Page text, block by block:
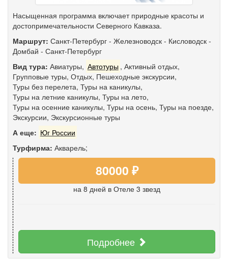
Насыщенная программа включает природные красоты и
достопримечательности Северного Кавказа.
Маршрут: Санкт-Петербург - Железноводск - Кисловодск -
Домбай - Санкт-Петербург
Вид тура: Авиатуры, Автотуры , Активный отдых,
Групповые туры, Отдых, Пешеходные экскурсии,
Туры без перелета, Туры на каникулы,
Туры на летние каникулы, Туры на лето,
Туры на осенние каникулы, Туры на осень, Туры на поезде,
Экскурсии, Экскурсионные туры
А еще: Юг России
Турфирма: Акварель;
80000 ₽
на 8 дней в Отеле 3 звезд
Подробнее